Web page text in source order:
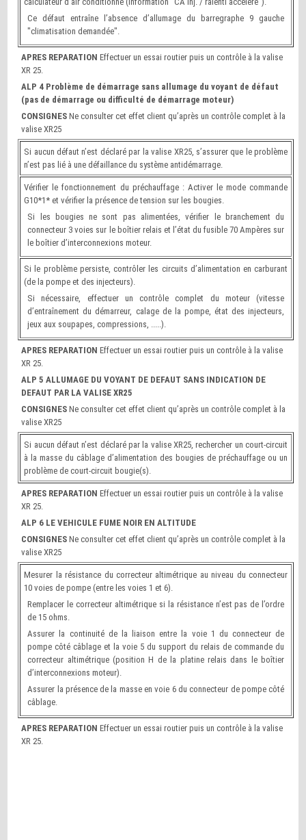
Ce défaut entraîne l’absence d’allumage du barregraphe 9 gauche
"climatisation demandée".
APRES REPARATIONEffectuer un essai routier puis un contrôle à la valise
XR 25.
ALP 4 Problème de démarrage sans allumage du voyant de défaut
(pas de démarrage ou difficulté de démarrage moteur)
CONSIGNESNe consulter cet effet client qu’après un contrôle complet à la
valise XR25
Si aucun défaut n’est déclaré par la valise XR25, s’assurer que le problème
n’est pas lié à une défaillance du système antidémarrage.
Vérifier le fonctionnement du préchauffage : Activer le mode commande
G10*1* et vérifier la présence de tension sur les bougies.
Si les bougies ne sont pas alimentées, vérifier le branchement du
connecteur 3 voies sur le boîtier relais et l’état du fusible 70 Ampères sur
le boîtier d’interconnexions moteur.
Si le problème persiste, contrôler les circuits d’alimentation en carburant
(de la pompe et des injecteurs).
Si nécessaire, effectuer un contrôle complet du moteur (vitesse
d’entraînement du démarreur, calage de la pompe, état des injecteurs,
jeux aux soupapes, compressions, .....).
APRES REPARATIONEffectuer un essai routier puis un contrôle à la valise
XR 25.
ALP 5 ALLUMAGE DU VOYANT DE DEFAUT SANS INDICATION DE
DEFAUT PAR LA VALISE XR25
CONSIGNESNe consulter cet effet client qu’après un contrôle complet à la
valise XR25
Si aucun défaut n’est déclaré par la valise XR25, rechercher un court-circuit
à la masse du câblage d’alimentation des bougies de préchauffage ou un
problème de court-circuit bougie(s).
APRES REPARATIONEffectuer un essai routier puis un contrôle à la valise
XR 25.
ALP 6 LE VEHICULE FUME NOIR EN ALTITUDE
CONSIGNESNe consulter cet effet client qu’après un contrôle complet à la
valise XR25
Mesurer la résistance du correcteur altimétrique au niveau du connecteur
10 voies de pompe (entre les voies 1 et 6).
Remplacer le correcteur altimétrique si la résistance n’est pas de l’ordre
de 15 ohms.
Assurer la continuité de la liaison entre la voie 1 du connecteur de
pompe côté câblage et la voie 5 du support du relais de commande du
correcteur altimétrique (position H de la platine relais dans le boîtier
d’interconnexions moteur).
Assurer la présence de la masse en voie 6 du connecteur de pompe côté
câblage.
APRES REPARATIONEffectuer un essai routier puis un contrôle à la valise
XR 25.